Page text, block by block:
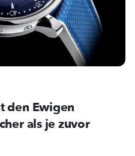
den Ewigen
als je zuvor